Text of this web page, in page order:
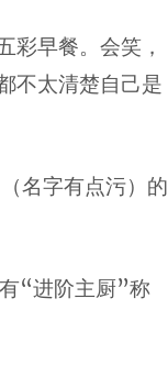
彩早餐。会笑，
不太清楚自己是
名字有点污）的
“进阶主厨”称